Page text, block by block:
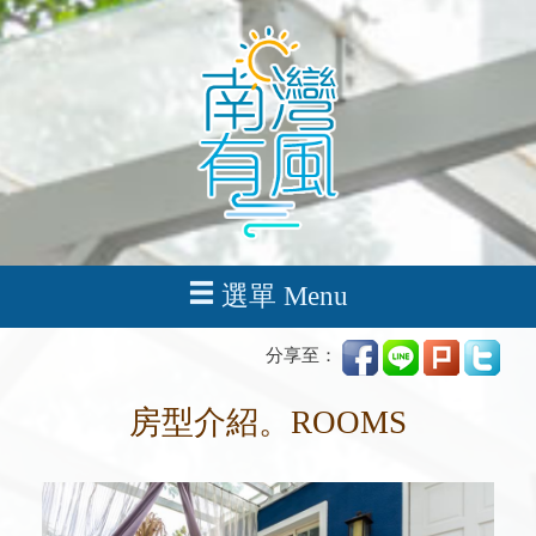
選單 Menu
分享至：
房型介紹。ROOMS